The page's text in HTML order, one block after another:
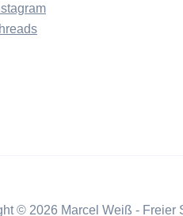
© 2026 Marcel Weiß - Freier